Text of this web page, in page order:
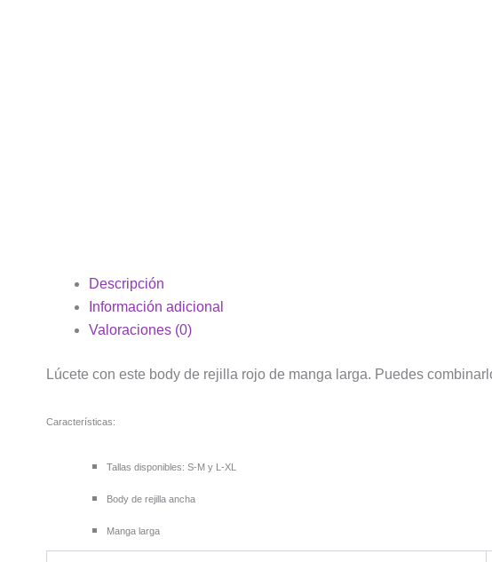
Descripción
Información adicional
Valoraciones (0)
Lúcete con este body de rejilla rojo de manga larga. Puedes
Características:
Tallas disponibles: S-M y L-XL
Body de rejilla ancha
Manga larga